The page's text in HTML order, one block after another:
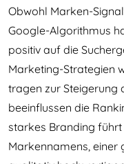
Obwohl Marken-
Google-Algorithmus
positiv auf die
Marketing-Strategien
tragen zur Steigerung
beeinflussen die
starkes Branding
Markennamens, einer